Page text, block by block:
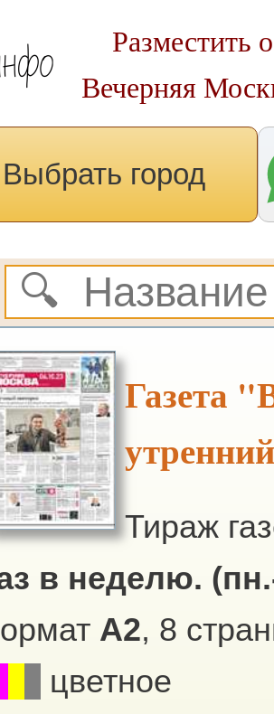
Разместить
Вечерняя
город
Газета
Тираж
в неделю.
А2, 8
цветное